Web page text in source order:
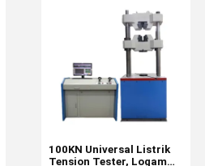
100KN Universal Listrik
Tension Tester, Logam